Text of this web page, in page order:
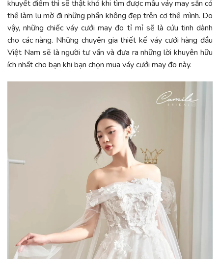
khuyết điểm thì sẽ thật khó khi tìm được mẫu váy may sẵn có
thể làm lu mờ đi những phần không đẹp trên cơ thể mình. Do
vậy, những chiếc váy cưới may đo tỉ mỉ sẽ là cứu tinh dành
cho các nàng. Những chuyên gia thiết kế váy cưới hàng đầu
Việt Nam sẽ là người tư vấn và đưa ra những lời khuyên hữu
ích nhất cho bạn khi bạn chọn mua váy cưới may đo này.